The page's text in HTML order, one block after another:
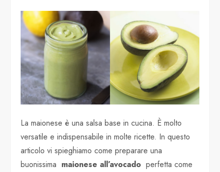
La maionese è una salsa base in cucina. È molto
versatile e indispensabile in molte ricette. In questo
articolo vi spieghiamo come preparare una
buonissima maionese all’avocado perfetta come